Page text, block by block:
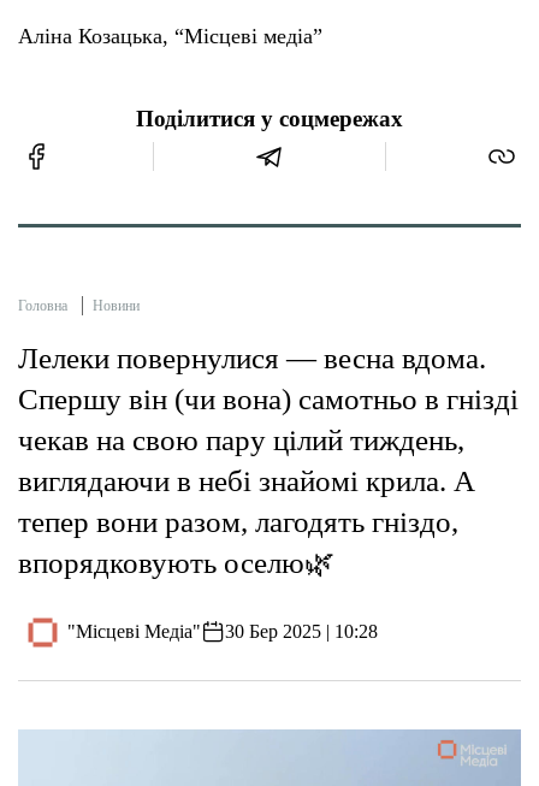
Аліна Козацька, “Місцеві медіа”
Поділитися у соцмережах
Головна Новини
Лелеки повернулися — весна вдома.
Спершу він (чи вона) самотньо в гнізді
чекав на свою пару цілий тиждень,
виглядаючи в небі знайомі крила. А
тепер вони разом, лагодять гніздо,
впорядковують оселю🌿
"Місцеві Медіа" 30 Бер 2025 | 10:28